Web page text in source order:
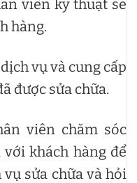
viên kỹ thuật sẽ
hàng.
vụ và cung cấp
được sửa chữa.
viên chăm sóc
khách hàng để
sửa chữa và hỏi